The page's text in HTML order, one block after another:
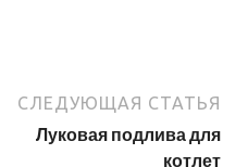
СЛЕДУЮЩАЯ СТАТЬЯ
Луковая подлива для
котлет